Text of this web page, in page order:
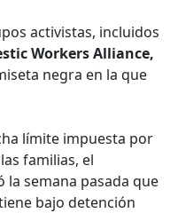
activistas, incluidos
Workers Alliance,
negra en la que
límite impuesta por
familias, el
la semana pasada que
bajo detención